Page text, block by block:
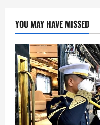
YOU MAY HAVE MISSED